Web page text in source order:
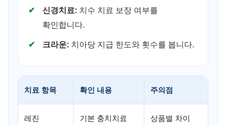
신경치료: 치수 치료 보장 여부를
확인합니다.
크라운: 치아당 지급 한도와 횟수를 봅니다.
치료 항목 확인 내용 주의점
레진
기본 충치치료
상품별 차이